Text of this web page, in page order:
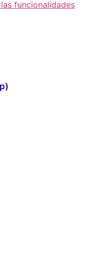
funcionalidades